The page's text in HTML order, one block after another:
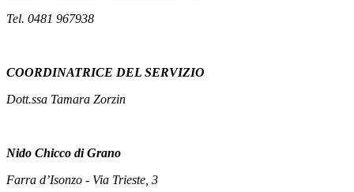
Tel. 0481 967938
COORDINATRICE DEL SERVIZIO
Dott.ssa Tamara Zorzin
Nido Chicco di Grano
Farra d’Isonzo - Via Trieste, 3